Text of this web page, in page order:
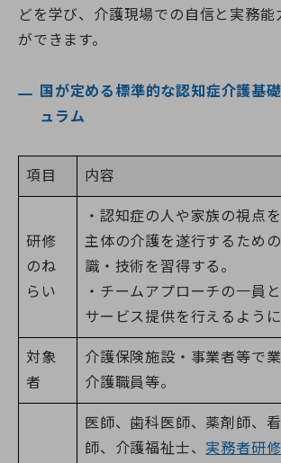
どを学び、介護現場での自信と実務能
ができます。
国が定める標準的な認知症介護基
ュラム
項目 内容
研修
のね
らい
・認知症の人や家族の視点
主体の介護を遂行するため
識・技術を習得する。
・チームアプローチの一員
サービス提供を行えるように
対象
者
介護保険施設・事業者等で
介護職員等。
医師、歯科医師、薬剤師、
師、介護福祉士、 実務者研修